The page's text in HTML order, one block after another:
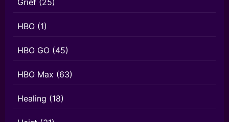
Grief (25)
HBO (1)
HBO GO (45)
HBO Max (63)
Healing (18)